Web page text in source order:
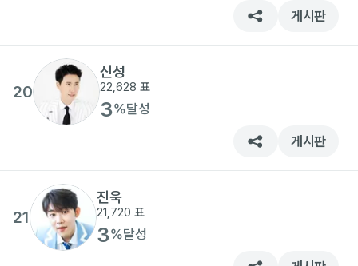
게시판
20
신성
22,628 표
3%달성
게시판
21
진욱
21,720 표
3%달성